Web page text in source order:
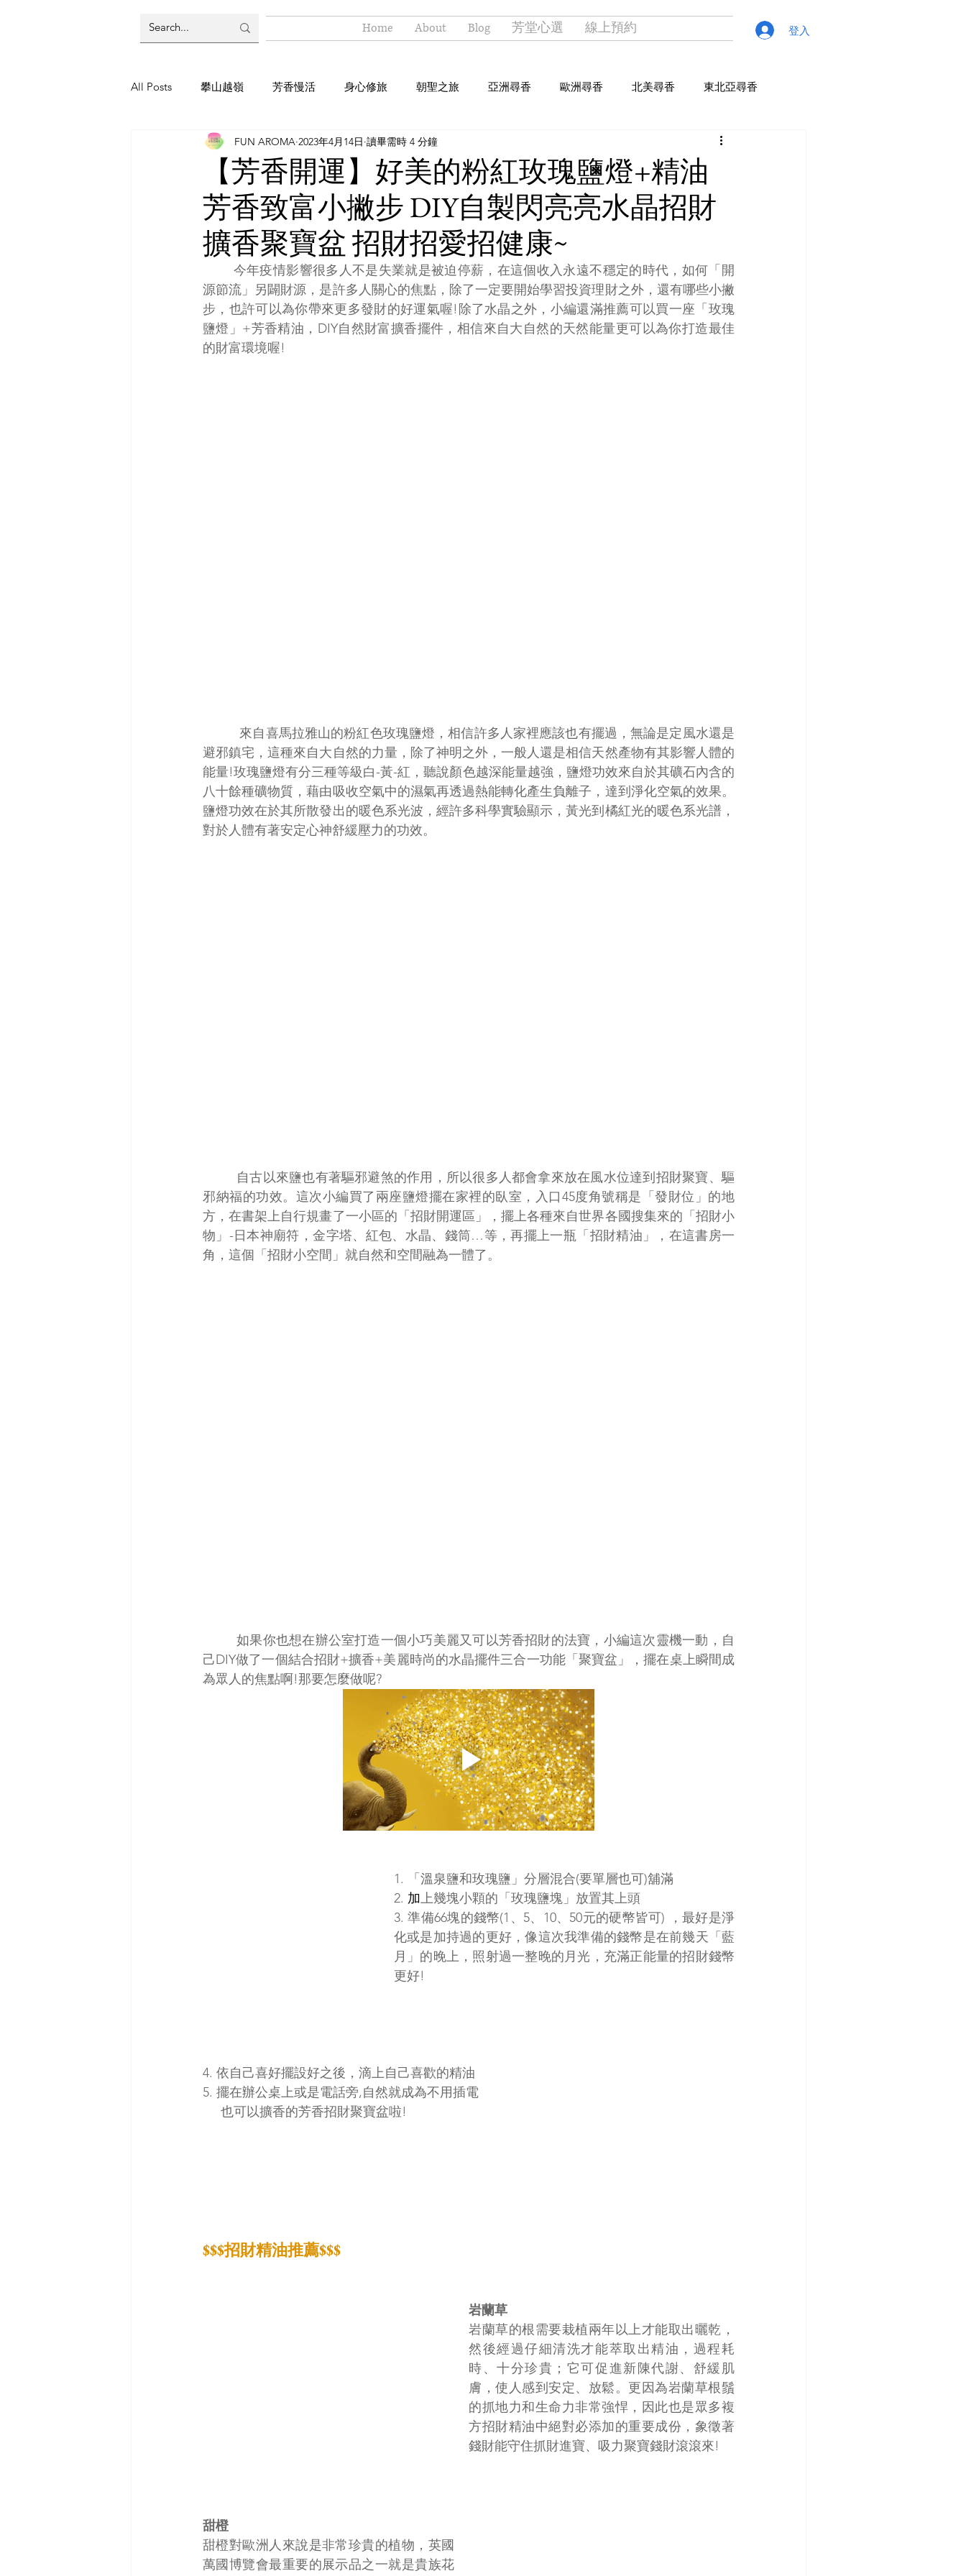
Home About Blog 芳堂心選 線上預約 登入
All Posts 攀山越嶺 芳香慢活 身心修旅 朝聖之旅 亞洲尋香 歐洲尋香 北美尋香 東北亞尋香
東南亞尋香 煉金芳晨式
【芳香開運】好美的粉紅玫瑰鹽燈+精油
芳香致富小撇步 DIY自製閃亮亮水晶招財
擴香聚寶盆 招財招愛招健康~
FUN AROMA 2023年4月14日 讀畢需時 4 分鐘
源節流」另闢財源，是許多人關心的焦點，除了一定要開始學習投資理財之外，還有哪些小撇
步，也許可以為你帶來更多發財的好運氣喔!除了水晶之外，小編還滿推薦可以買一座「玫瑰
鹽燈」+芳香精油，DIY自然財富擴香擺件，相信來自大自然的天然能量更可以為你打造最佳
的財富環境喔!
避邪鎮宅，這種來自大自然的力量，除了神明之外，一般人還是相信天然產物有其影響人體的
能量!玫瑰鹽燈有分三種等級白-黃-紅，聽說顏色越深能量越強，鹽燈功效來自於其礦石內含的
八十餘種礦物質，藉由吸收空氣中的濕氣再透過熱能轉化產生負離子，達到淨化空氣的效果。
鹽燈功效在於其所散發出的暖色系光波，經許多科學實驗顯示，黃光到橘紅光的暖色系光譜，
對於人體有著安定心神舒緩壓力的功效。
自古以來鹽也有著驅邪避煞的作用，所以很多人都會拿來放在風水位達到招財聚寶、驅
邪納福的功效。這次小編買了兩座鹽燈擺在家裡的臥室，入口45度角號稱是「發財位」的地
方，在書架上自行規畫了一小區的「招財開運區」，擺上各種來自世界各國搜集來的「招財小
物」-日本神廟符，金字塔、紅包、水晶、錢筒…等，再擺上一瓶「招財精油」，在這書房一
角，這個「招財小空間」就自然和空間融為一體了。
如果你也想在辦公室打造一個小巧美麗又可以芳香招財的法寶，小編這次靈機一動，自
己DIY做了一個結合招財+擴香+美麗時尚的水晶擺件三合一功能「聚寶盆」，擺在桌上瞬間成
為眾人的焦點啊!那要怎麼做呢?
1. 「溫泉鹽和玫瑰鹽」分層混合(要單層也可)舖滿
2. 加上幾塊小顆的「玫瑰鹽塊」放置其上頭
3. 準備66塊的錢幣(1、5、10、50元的硬幣皆可) ，最好是淨
化或是加持過的更好，像這次我準備的錢幣是在前幾天「藍
月」的晚上，照射過一整晚的月光，充滿正能量的招財錢幣
更好!
4. 依自己喜好擺設好之後，滴上自己喜歡的精油
5. 擺在辦公桌上或是電話旁,自然就成為不用插電
     也可以擴香的芳香招財聚寶盆啦!
$$$招財精油推薦$$$
岩蘭草
岩蘭草的根需要栽植兩年以上才能取出曬乾，
然後經過仔細清洗才能萃取出精油，過程耗
時、十分珍貴；它可促進新陳代謝、舒緩肌
膚，使人感到安定、放鬆。更因為岩蘭草根鬚
的抓地力和生命力非常強悍，因此也是眾多複
方招財精油中絕對必添加的重要成份，象徵著
錢財能守住抓財進寶、吸力聚寶錢財滾滾來!
甜橙
甜橙對歐洲人來說是非常珍貴的植物，英國
萬國博覽會最重要的展示品之一就是貴族花